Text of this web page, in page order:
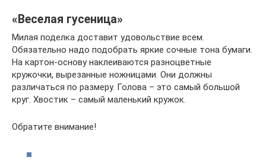
«Веселая гусеница»
Милая поделка доставит удовольствие всем.
Обязательно надо подобрать яркие сочные тона бумаги.
На картон-основу наклеиваются разноцветные
кружочки, вырезанные ножницами. Они должны
различаться по размеру. Голова – это самый большой
круг. Хвостик – самый маленький кружок.
Обратите внимание!